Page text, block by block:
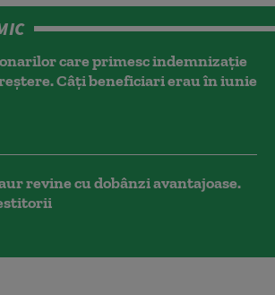
care primesc indemnizaţie
Câți beneficiari erau în iunie
revine cu dobânzi avantajoase.